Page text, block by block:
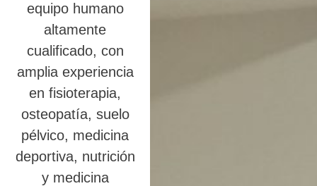
equipo humano
altamente
cualificado, con
amplia experiencia
en fisioterapia,
osteopatía, suelo
pélvico, medicina
deportiva, nutrición
y medicina